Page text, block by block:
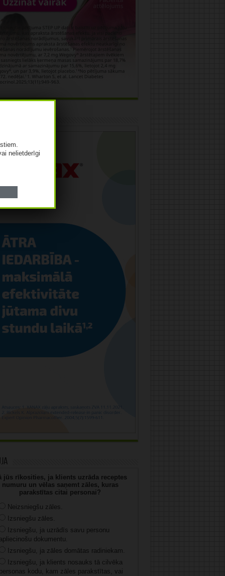
jūs rīkosities, ja klients uzrāda receptes
numuru un vēlas saņemt zāles, kuras
parakstītas citai personai?
Neizsniegšu zāles.
Izsniegšu zāles.
Izsniegšu, ja uzrādīs savu personu
dokumentu.
Izsniegšu, ja zāles domātas radiniekam.
Izsniegšu, ja klients nosauks tā cilvēka
kodu, kam zāles parakstītas, vai
nelietderīgi